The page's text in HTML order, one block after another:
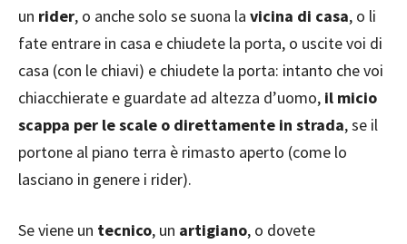
un rider, o anche solo se suona la vicina di casa, o li
fate entrare in casa e chiudete la porta, o uscite voi di
casa (con le chiavi) e chiudete la porta: intanto che voi
chiacchierate e guardate ad altezza d’uomo, il micio
scappa per le scale o direttamente in strada, se il
portone al piano terra è rimasto aperto (come lo
lasciano in genere i rider).
Se viene un tecnico, un artigiano, o dovete